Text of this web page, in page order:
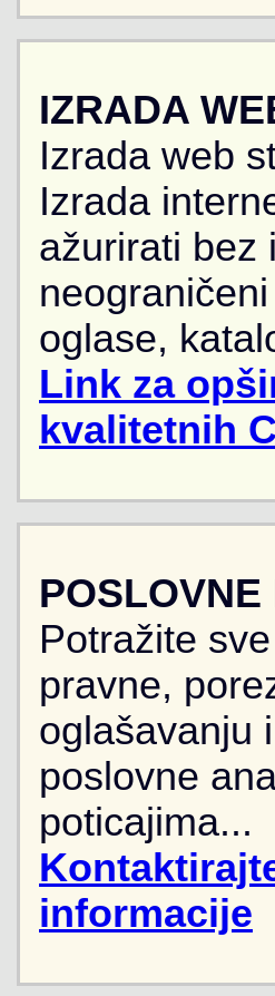
IZRADA
Izrada web
Izrada
ažurirati bez
oglase,
Link za
kvalitetnih
Potražite
pravne,
oglašavanju
poslovne
poticajima...
informacije